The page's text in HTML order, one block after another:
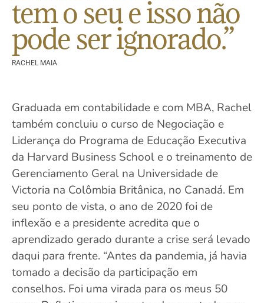
tem o seu e isso não
pode ser ignorado.”
RACHEL MAIA
Graduada em contabilidade e com MBA, Rachel
também concluiu o curso de Negociação e
Liderança do Programa de Educação Executiva
da Harvard Business School e o treinamento de
Gerenciamento Geral na Universidade de
Victoria na Colômbia Britânica, no Canadá. Em
seu ponto de vista, o ano de 2020 foi de
inflexão e a presidente acredita que o
aprendizado gerado durante a crise será levado
daqui para frente. “Antes da pandemia, já havia
tomado a decisão da participação em
conselhos. Foi uma virada para os meus 50